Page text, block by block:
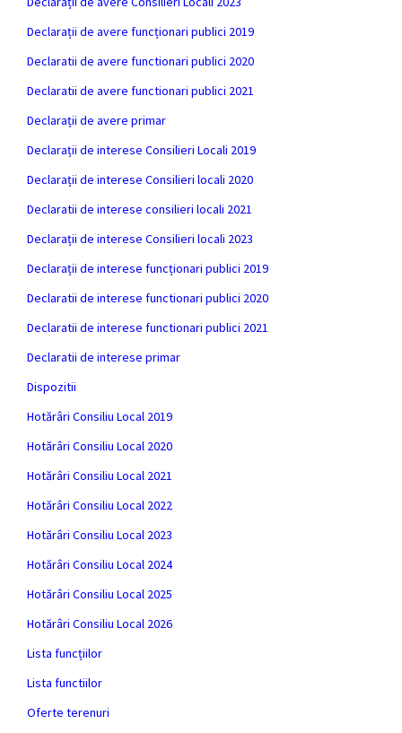
Declarații de avere funcționari publici 2019
Declaratii de avere functionari publici 2020
Declaratii de avere functionari publici 2021
Declarații de avere primar
Declarații de interese Consilieri Locali 2019
Declarații de interese Consilieri locali 2020
Declaratii de interese consilieri locali 2021
Declarații de interese Consilieri locali 2023
Declarații de interese funcționari publici 2019
Declaratii de interese functionari publici 2020
Declaratii de interese functionari publici 2021
Declaratii de interese primar
Dispozitii
Hotărâri Consiliu Local 2019
Hotărâri Consiliu Local 2020
Hotărâri Consiliu Local 2021
Hotărâri Consiliu Local 2022
Hotărâri Consiliu Local 2023
Hotărâri Consiliu Local 2024
Hotărâri Consiliu Local 2025
Hotărâri Consiliu Local 2026
Lista funcțiilor
Lista functiilor
Oferte terenuri